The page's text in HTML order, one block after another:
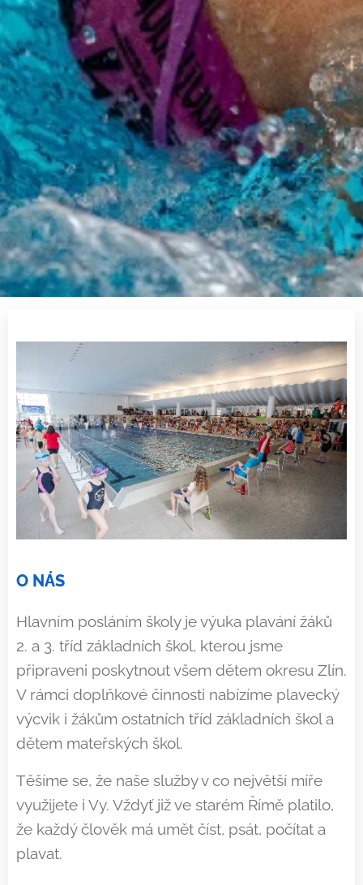
O NÁS
Hlavním posláním školy je výuka plavání žáků
2. a 3. tříd základních škol, kterou jsme
připraveni poskytnout všem dětem okresu Zlín.
V rámci doplňkové činnosti nabízíme plavecký
výcvik i žákům ostatních tříd základních škol a
dětem mateřských škol.
Těšíme se, že naše služby v co největší míře
využijete i Vy. Vždyť již ve starém Římě platilo,
že každý člověk má umět číst, psát, počítat a
plavat.